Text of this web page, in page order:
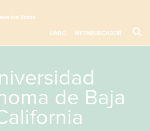
tus libros
UABC METABUSCADOR
de Baja